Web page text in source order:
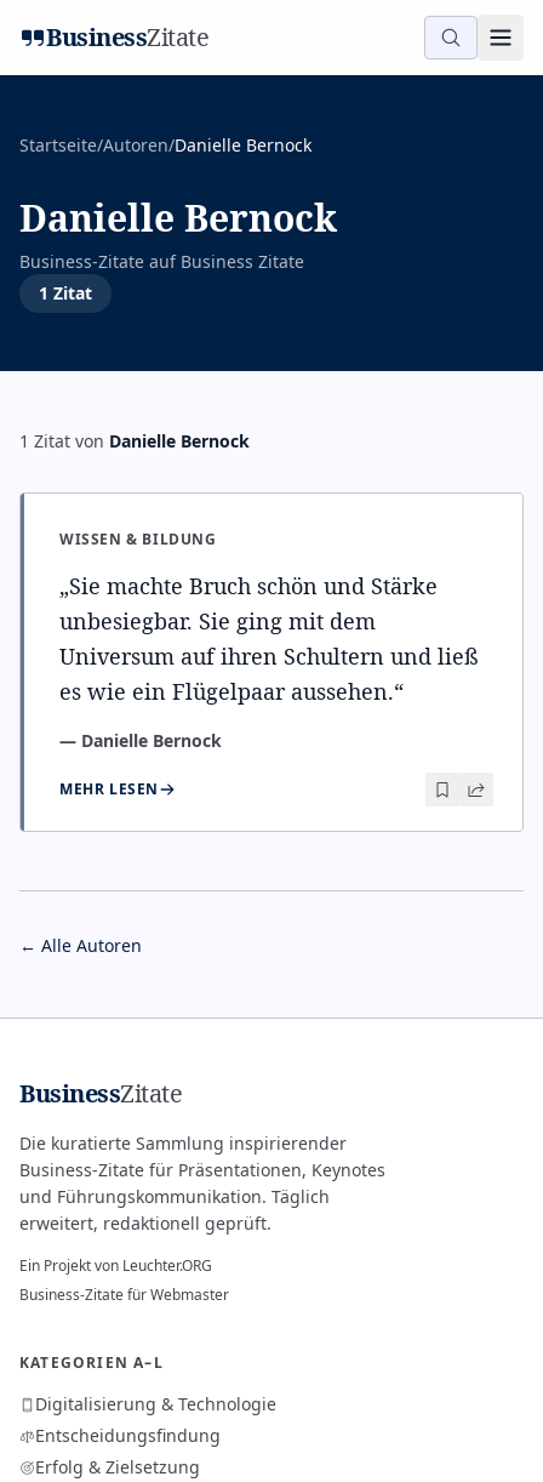
BusinessZitate
Startseite/Autoren/Danielle Bernock
Danielle Bernock
Business-Zitate auf Business Zitate
1 Zitat
1 Zitat von Danielle Bernock
WISSEN & BILDUNG
„Sie machte Bruch schön und Stärke
unbesiegbar. Sie ging mit dem
Universum auf ihren Schultern und ließ
es wie ein Flügelpaar aussehen.“
— Danielle Bernock
MEHR LESEN
← Alle Autoren
BusinessZitate
Die kuratierte Sammlung inspirierender
Business-Zitate für Präsentationen, Keynotes
und Führungskommunikation. Täglich
erweitert, redaktionell geprüft.
Ein Projekt von Leuchter.ORG
Business-Zitate für Webmaster
KATEGORIEN A–L
Digitalisierung & Technologie
Entscheidungsfindung
Erfolg & Zielsetzung